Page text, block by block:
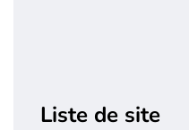
Liste de site